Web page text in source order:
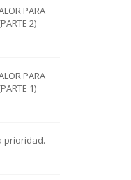
PARA
2)
PARA
1)
prioridad.